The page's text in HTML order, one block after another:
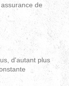
de
d'autant plus